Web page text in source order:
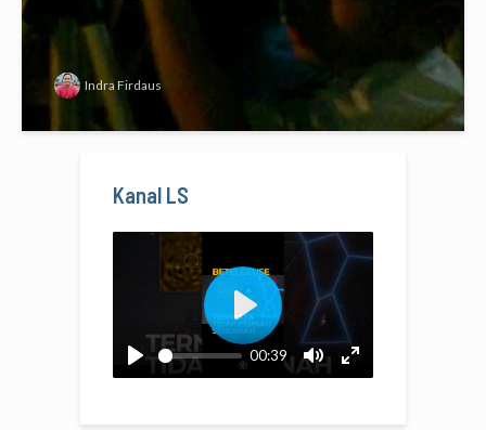
Indra Firdaus
Kanal LS